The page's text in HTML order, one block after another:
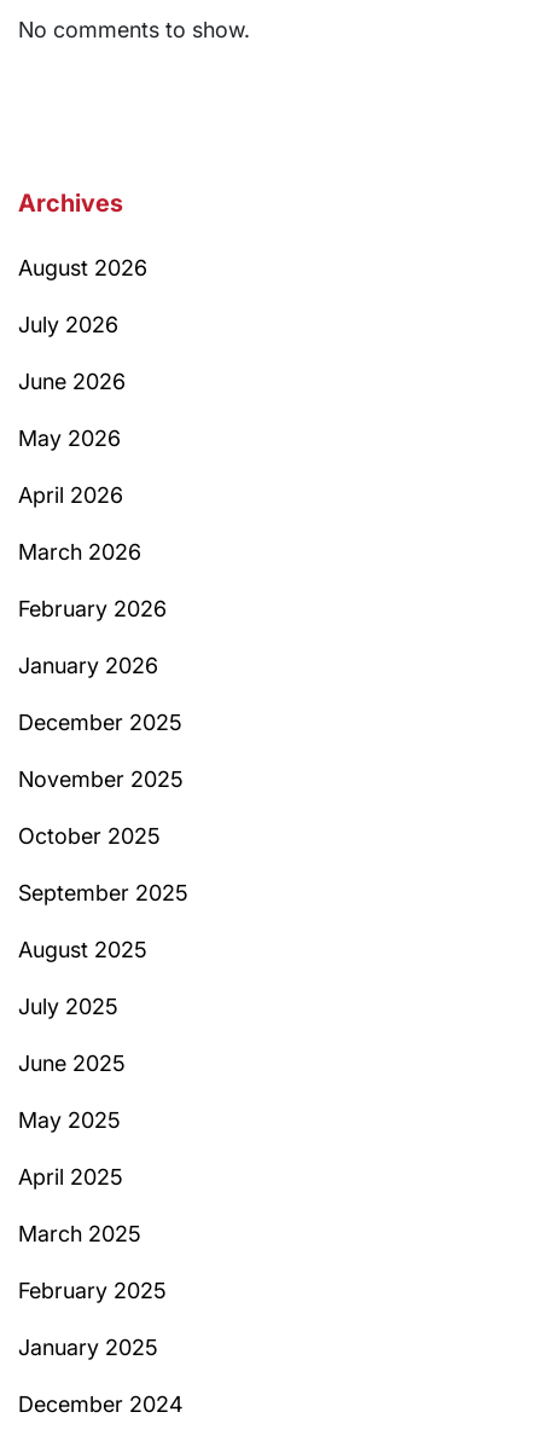
No comments to show.
Archives
August 2026
July 2026
June 2026
May 2026
April 2026
March 2026
February 2026
January 2026
December 2025
November 2025
October 2025
September 2025
August 2025
July 2025
June 2025
May 2025
April 2025
March 2025
February 2025
January 2025
December 2024